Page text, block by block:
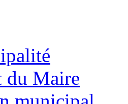
du Maire